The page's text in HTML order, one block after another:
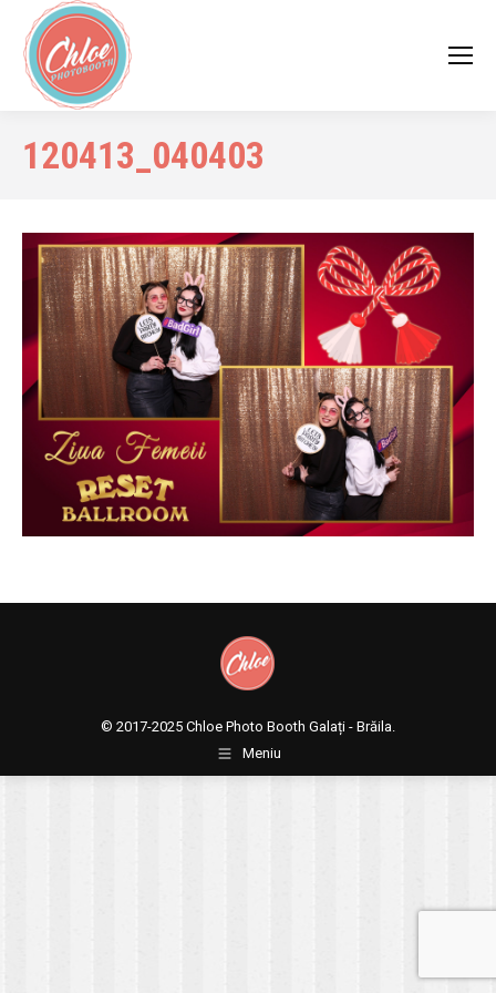
120413_040403
© 2017-2025 Chloe Photo Booth Galați - Brăila.
Meniu